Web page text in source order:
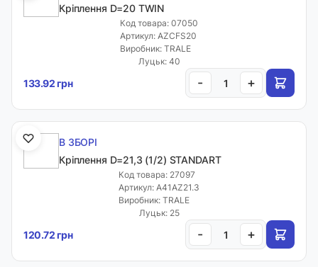
Кріплення D=20 TWIN
Код товара: 07050
Артикул: AZCFS20
Виробник: TRALE
Луцьк: 40
133.92 грн - +
В ЗБОРІ
Кріплення D=21,3 (1/2) STANDART
Код товара: 27097
Артикул: A41AZ21.3
Виробник: TRALE
Луцьк: 25
120.72 грн - +